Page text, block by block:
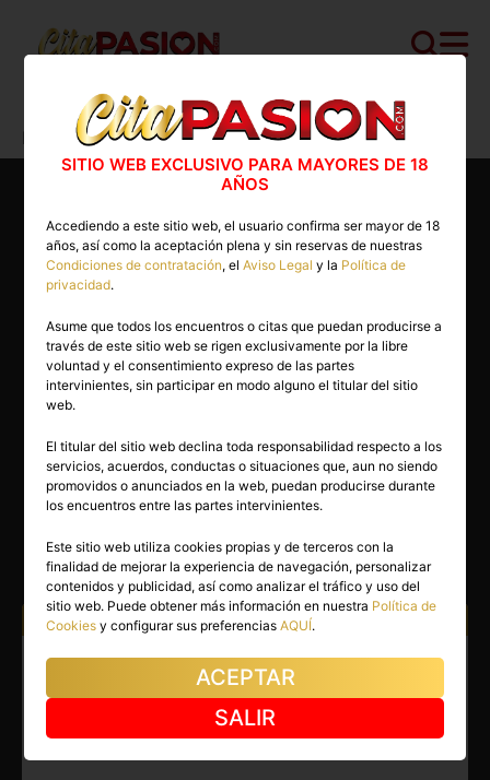
Cita PASION.COM>Escorts>Madrid>
Madrid capital>Naomi
25 años
NAOMI
Madrid capital(Madrid)
(12)
Atiendo a: Hombres Mujeres Parejas
Escort en Madrid capital. Chica
aventurera, exótica y
apasionada.
SITIO WEB EXCLUSIVO PARA MAYORES DE 18
AÑOS
Accediendo a este sitio web, el usuario confirma ser mayor de 18
años, así como la aceptación plena y sin reservas de nuestras
Condiciones de contratación, elAviso Legal y la Política de
privacidad.
Asume que todos los encuentros o citas que puedan producirse a
través de este sitio web se rigen exclusivamente por la libre
voluntad y el consentimiento expreso de las partes
intervinientes, sin participar en modo alguno el titular del sitio
web.
El titular del sitio web declina toda responsabilidad respecto a los
servicios, acuerdos, conductas o situaciones que, aun no siendo
promovidos o anunciados en la web, puedan producirse durante
los encuentros entre las partes intervinientes.
Este sitio web utiliza cookies propias y de terceros con la
finalidad de mejorar la experiencia de navegación, personalizar
contenidos y publicidad, así como analizar el tráfico y uso del
sitio web. Puede obtener más información en nuestra Política de
Cookies y configurar sus preferenciasAQUÍ.
ACEPTAR
SALIR